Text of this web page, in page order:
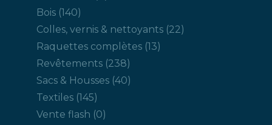
Bois 140140
produits
Colles, vernis & nettoyants 2222
Raquettes complètes 1313
Revêtements 238238
produits
Sacs & Housses 4040
Textiles 145145
produits
Vente flash 00